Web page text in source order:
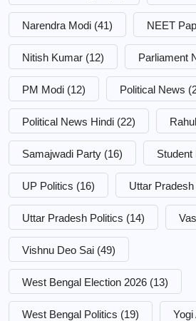
Narendra Modi (41) NEET
Nitish Kumar (12) Parliament
PM Modi (12) Political News
Political News Hindi (22)
Samajwadi Party (16) Student
UP Politics (16) Uttar
Uttar Pradesh Politics (14)
Vishnu Deo Sai (49)
West Bengal Election 2026 (13)
West Bengal Politics (19) Yogi